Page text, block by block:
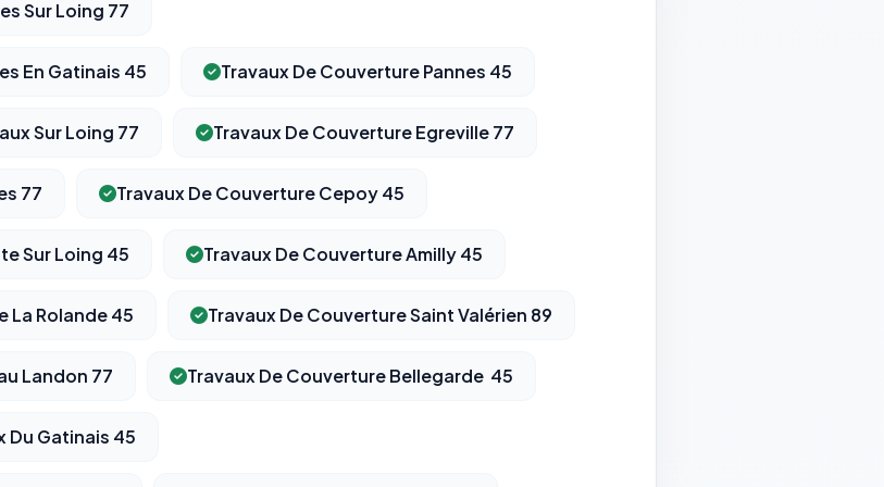
Sur Loing 77
En Gatinais 45 Travaux De Couverture Pannes 45
Sur Loing 77 Travaux De Couverture Egreville 77
77 Travaux De Couverture Cepoy 45
Sur Loing 45 Travaux De Couverture Amilly 45
La Rolande 45 Travaux De Couverture Saint Valérien 89
Landon 77 Travaux De Couverture Bellegarde 45
Du Gatinais 45